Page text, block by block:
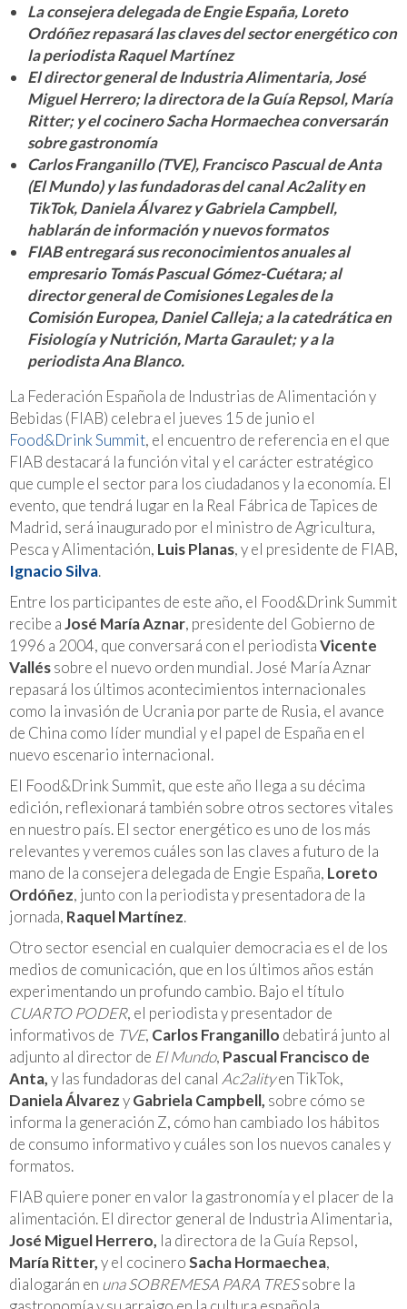
La consejera delegada de Engie España, Loreto
Ordóñez repasará las claves del sector energético con
la periodista Raquel Martínez
El director general de Industria Alimentaria, José
Miguel Herrero; la directora de la Guía Repsol, María
Ritter; y el cocinero Sacha Hormaechea conversarán
sobre gastronomía
Carlos Franganillo (TVE), Francisco Pascual de Anta
(El Mundo) y las fundadoras del canal Ac2ality en
TikTok, Daniela Álvarez y Gabriela Campbell,
hablarán de información y nuevos formatos
FIAB entregará sus reconocimientos anuales al
empresario Tomás Pascual Gómez-Cuétara; al
director general de Comisiones Legales de la
Comisión Europea, Daniel Calleja; a la catedrática en
Fisiología y Nutrición, Marta Garaulet; y a la
periodista Ana Blanco.
La Federación Española de Industrias de Alimentación y
Bebidas (FIAB) celebra el jueves 15 de junio el
Food&Drink Summit, el encuentro de referencia en el que
FIAB destacará la función vital y el carácter estratégico
que cumple el sector para los ciudadanos y la economía. El
evento, que tendrá lugar en la Real Fábrica de Tapices de
Madrid, será inaugurado por el ministro de Agricultura,
Pesca y Alimentación, Luis Planas, y el presidente de FIAB,
Ignacio Silva.
Entre los participantes de este año, el Food&Drink Summit
recibe aJosé María Aznar, presidente del Gobierno de
1996 a 2004, que conversará con el periodistaVicente
Valléssobre el nuevo orden mundial. José María Aznar
repasará los últimos acontecimientos internacionales
como la invasión de Ucrania por parte de Rusia, el avance
de China como líder mundial y el papel de España en el
nuevo escenario internacional.
El Food&Drink Summit, que este año llega a su décima
edición, reflexionará también sobre otros sectores vitales
en nuestro país. El sector energético es uno de los más
relevantes y veremos cuáles son las claves a futuro de la
mano de la consejera delegada de Engie España, Loreto
Ordóñez, junto con la periodista y presentadora de la
jornada, Raquel Martínez.
Otro sector esencial en cualquier democracia es el de los
medios de comunicación, que en los últimos años están
experimentando un profundo cambio. Bajo el título
CUARTO PODER, el periodista y presentador de
informativos de TVE, Carlos Franganillo debatirá junto al
adjunto al director de El Mundo, Pascual Francisco de
Anta,y las fundadoras del canal Ac2alityen TikTok,
Daniela ÁlvarezyGabriela Campbell, sobre cómo se
informa la generación Z, cómo han cambiado los hábitos
de consumo informativo y cuáles son los nuevos canales y
formatos.
FIAB quiere poner en valor la gastronomía y el placer de la
alimentación. El director general de Industria Alimentaria,
José Miguel Herrero, la directora de la Guía Repsol,
María Ritter,y el cocineroSacha Hormaechea,
dialogarán en una SOBREMESA PARA TRESsobre la